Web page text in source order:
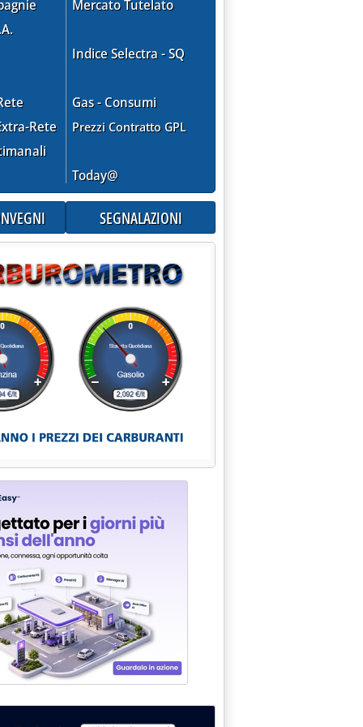
Rete
Mercato Tutelato
Indice Selectra - SQ
Gas - Consumi
Prezzi Contratto GPL
Today@
SEGNALAZIONI